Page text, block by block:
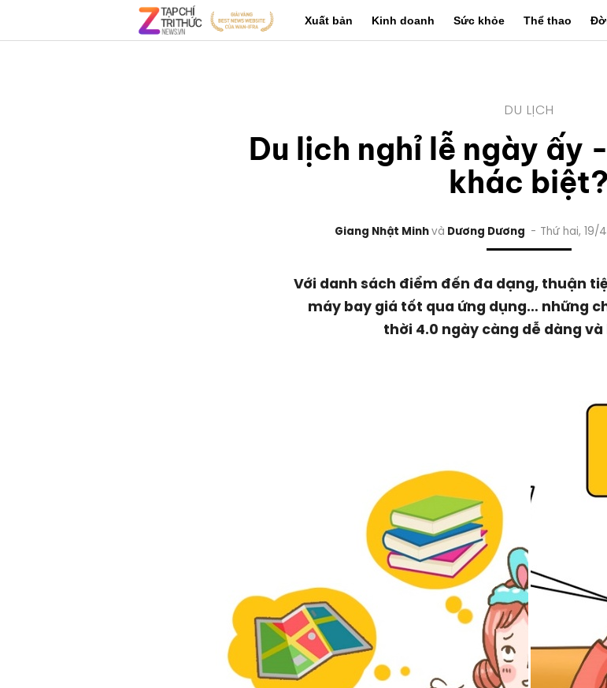
Xuất bản Kinh doanh Sức khỏe Thể thao
DU LỊCH
Du lịch nghỉ lễ ngày ấy
khác biệt?
Giang Nhật Minh Dương Dương Thứ hai, 19/
Với danh sách điểm đến đa dạng, thuận
máy bay giá tốt qua ứng dụng… những
thời 4.0 ngày càng dễ dàng